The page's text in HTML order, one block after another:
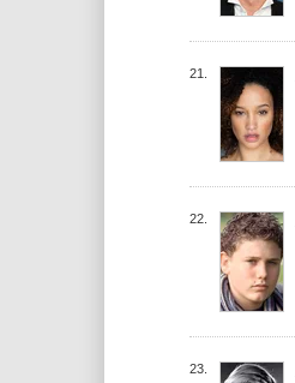
21.
22.
23.